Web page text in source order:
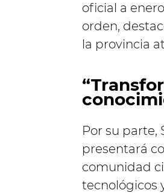
oficial a
orden,
la provincia
Por su parte,
presentará
comunidad
tecnológicos